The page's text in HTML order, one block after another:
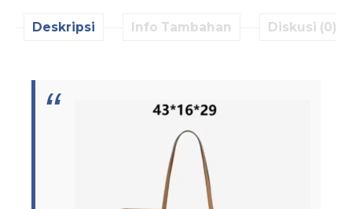
Deskripsi Info Tambahan Diskusi (0)